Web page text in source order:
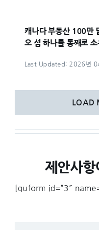
캐나다 부동산 100만
오 섬 하나를 통째로
Last Updated: 2026년
LOAD
제안사항
[quform id=”3″